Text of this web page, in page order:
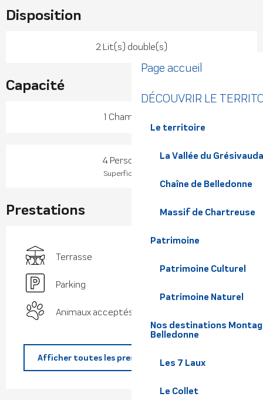
Page accueil
DÉCOUVRIR LE
Le territoire
La Vallée du
Chaîne de Belledonne
Massif de Chartreuse
Patrimoine
Patrimoine Culturel
Patrimoine Naturel
Nos destinations
Belledonne
Les 7 Laux
Le Collet
Disposition
2 Lit(s) double(s)
Capacité
1 Chambre(s)
4 Personne(s)
Superficie : 48 m
Prestations
Terrasse
Parking
Animaux acceptés
Afficher toutes les prestations